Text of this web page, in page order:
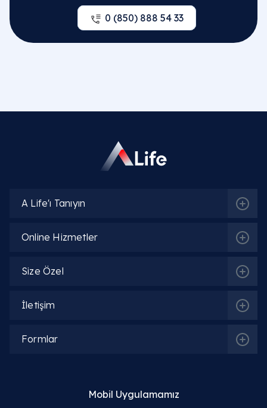
İlgili Bölümler
Genel Cerrahi
Radyoloji (Tıbbi Görüntüleme)
0 (850) 888 54 33
A Life'ı Tanıyın
Online Hizmetler
Size Özel
İletişim
Formlar
Mobil Uygulamamız